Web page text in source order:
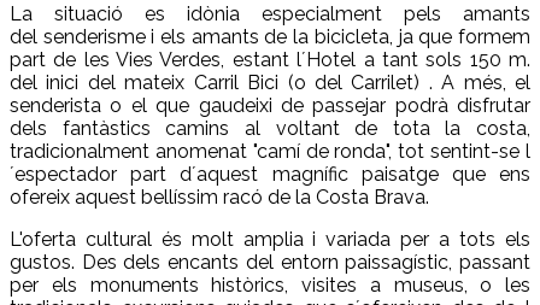
La situació es idònia especialment pels amants
del senderisme i els amants de la bicicleta, ja que formem
part de les Vies Verdes, estant l´Hotel a tant sols 150 m.
del inici del mateix Carril Bici (o del Carrilet) . A més, el
senderista o el que gaudeixi de passejar podrà disfrutar
dels fantàstics camins al voltant de tota la costa,
tradicionalment anomenat "camí de ronda", tot sentint-se l
´espectador part d´aquest magnífic paisatge que ens
ofereix aquest bellíssim racó de la Costa Brava.
L'oferta cultural és molt amplia i variada per a tots els
gustos. Des dels encants del entorn paissagístic, passant
per els monuments històrics, visites a museus, o les